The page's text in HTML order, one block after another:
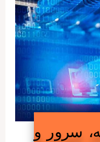
سرور و